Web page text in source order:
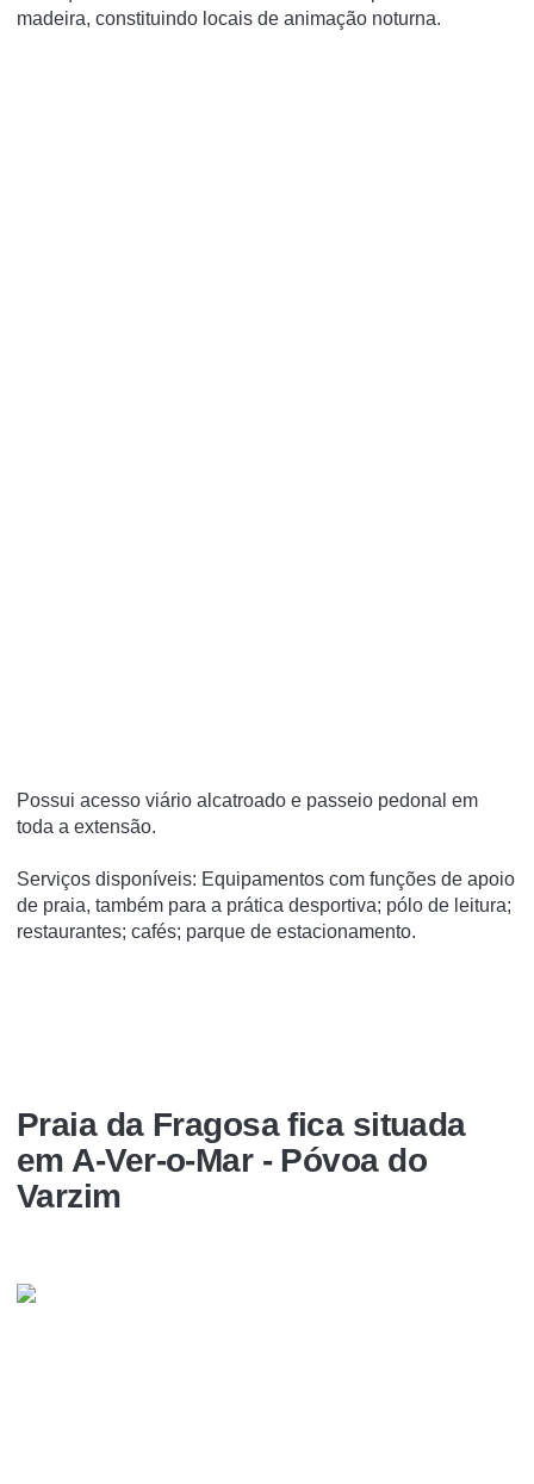
madeira, constituindo locais de animação noturna.
Possui acesso viário alcatroado e passeio pedonal em
toda a extensão.
Serviços disponíveis: Equipamentos com funções de apoio
de praia, também para a prática desportiva; pólo de leitura;
restaurantes; cafés; parque de estacionamento.
Praia da Fragosa fica situada
em A-Ver-o-Mar - Póvoa do
Varzim